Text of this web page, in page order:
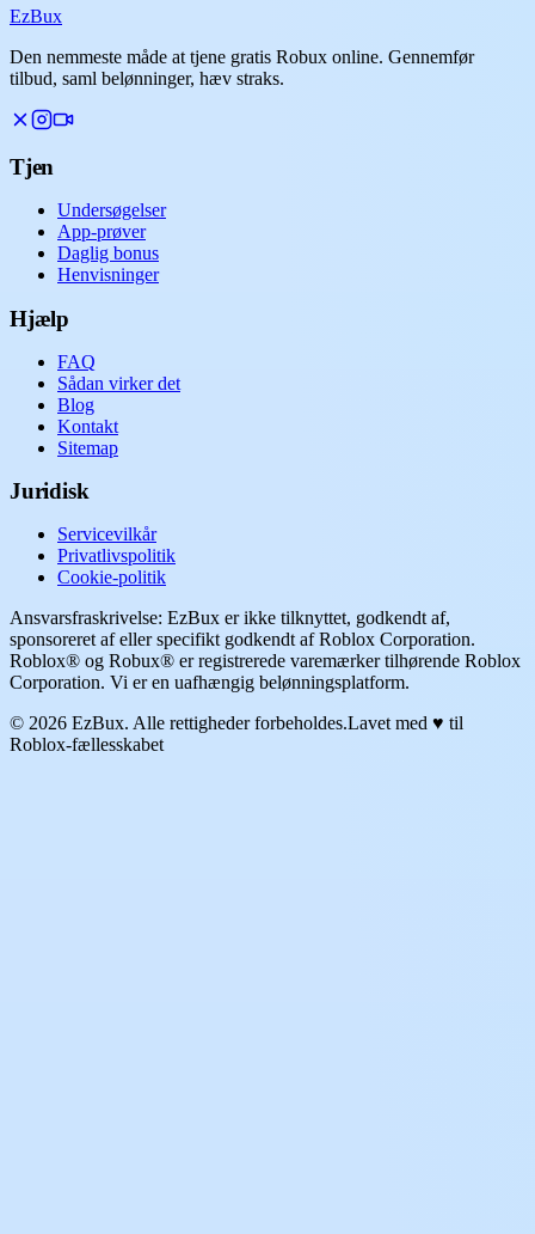
EzBux
Den nemmeste måde at tjene gratis Robux online. Gennemfør
tilbud, saml belønninger, hæv straks.
Tjen
Undersøgelser
App-prøver
Daglig bonus
Henvisninger
Hjælp
FAQ
Sådan virker det
Blog
Kontakt
Sitemap
Juridisk
Servicevilkår
Privatlivspolitik
Cookie-politik
Ansvarsfraskrivelse: EzBux er ikke tilknyttet, godkendt af,
sponsoreret af eller specifikt godkendt af Roblox Corporation.
Roblox® og Robux® er registrerede varemærker tilhørende Roblox
Corporation. Vi er en uafhængig belønningsplatform.
© 2026 EzBux. Alle rettigheder forbeholdes.Lavet med ♥ til
Roblox-fællesskabet